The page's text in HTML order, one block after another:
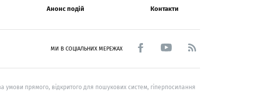
Анонс подій Контакти
МИ В СОЦІАЛЬНИХ МЕРЕЖАХ
умови прямого, відкритого для пошукових систем, гіперпосилання